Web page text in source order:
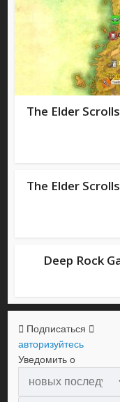
The Elder
The Elder
Deep Rock
Подписаться
авторизуйтесь
Уведомить о